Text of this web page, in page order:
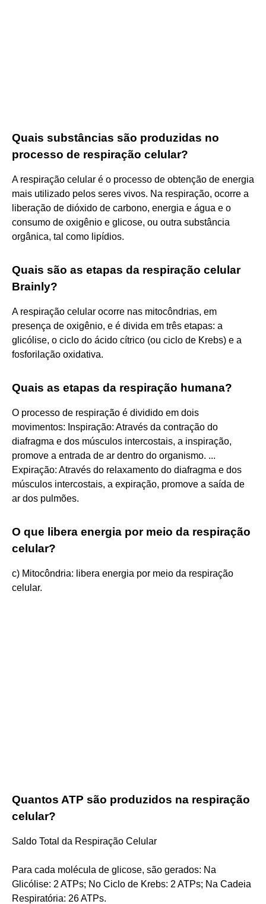
Quais substâncias são produzidas no
processo de respiração celular?
A respiração celular é o processo de obtenção de energia
mais utilizado pelos seres vivos. Na respiração, ocorre a
liberação de dióxido de carbono, energia e água e o
consumo de oxigênio e glicose, ou outra substância
orgânica, tal como lipídios.
Quais são as etapas da respiração celular
Brainly?
A respiração celular ocorre nas mitocôndrias, em
presença de oxigênio, e é divida em três etapas: a
glicólise, o ciclo do ácido cítrico (ou ciclo de Krebs) e a
fosforilação oxidativa.
Quais as etapas da respiração humana?
O processo de respiração é dividido em dois
movimentos: Inspiração: Através da contração do
diafragma e dos músculos intercostais, a inspiração,
promove a entrada de ar dentro do organismo. ...
Expiração: Através do relaxamento do diafragma e dos
músculos intercostais, a expiração, promove a saída de
ar dos pulmões.
O que libera energia por meio da respiração
celular?
c) Mitocôndria: libera energia por meio da respiração
celular.
Quantos ATP são produzidos na respiração
celular?
Saldo Total da Respiração Celular
Para cada molécula de glicose, são gerados: Na
Glicólise: 2 ATPs; No Ciclo de Krebs: 2 ATPs; Na Cadeia
Respiratória: 26 ATPs.